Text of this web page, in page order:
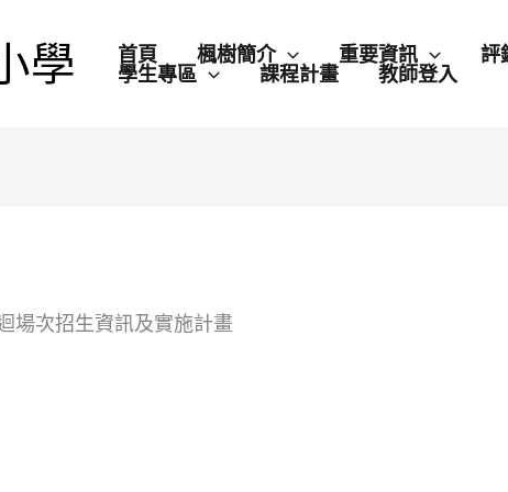
學 首頁 楓樹簡介 重要資訊 評
學生專區 課程計畫 教師登入
場次招生資訊及實施計畫